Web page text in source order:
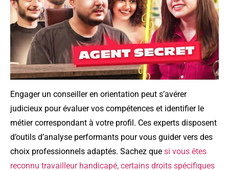
Engager un conseiller en orientation peut s’avérer
judicieux pour évaluer vos compétences et identifier le
métier correspondant à votre profil. Ces experts disposent
d’outils d’analyse performants pour vous guider vers des
choix professionnels adaptés. Sachez que si vous êtes
reconnu travailleur handicapé, certains droits spécifiques